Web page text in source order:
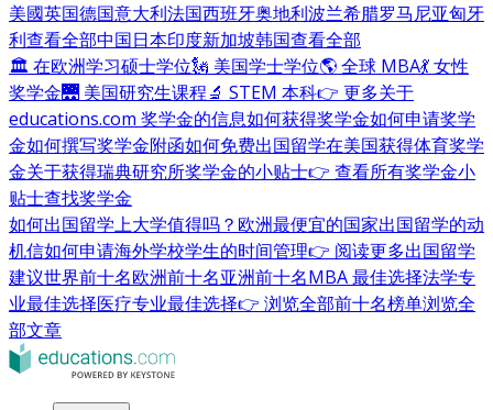
美國英国德国意大利法国西班牙奥地利波兰希腊罗马尼亚匈牙
利查看全部中国日本印度新加坡韩国查看全部
🏛 在欧洲学习硕士学位🗽 美国学士学位🌎 全球 MBA💃 女性
奖学金🌉 美国研究生课程🔬 STEM 本科👉 更多关于
educations.com 奖学金的信息如何获得奖学金如何申请奖学
金如何撰写奖学金附函如何免费出国留学在美国获得体育奖学
金关于获得瑞典研究所奖学金的小贴士👉 查看所有奖学金小
贴士查找奖学金
如何出国留学上大学值得吗？ 欧洲最便宜的国家出国留学的动
机信如何申请海外学校学生的时间管理👉 阅读更多出国留学
建议世界前十名欧洲前十名亚洲前十名MBA 最佳选择法学专
业最佳选择医疗专业最佳选择👉 浏览全部前十名榜单浏览全
部文章